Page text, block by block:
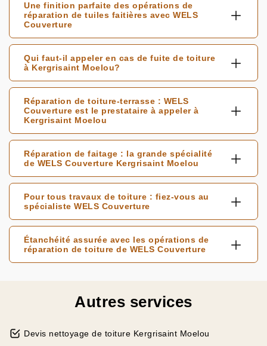
Une finition parfaite des opérations de
réparation de tuiles faitières avec WELS
Couverture
Qui faut-il appeler en cas de fuite de toiture
à Kergrisaint Moelou?
Réparation de toiture-terrasse : WELS
Couverture est le prestataire à appeler à
Kergrisaint Moelou
Réparation de faitage : la grande spécialité
de WELS Couverture Kergrisaint Moelou
Pour tous travaux de toiture : fiez-vous au
spécialiste WELS Couverture
Étanchéité assurée avec les opérations de
réparation de toiture de WELS Couverture
Autres services
Devis nettoyage de toiture Kergrisaint Moelou